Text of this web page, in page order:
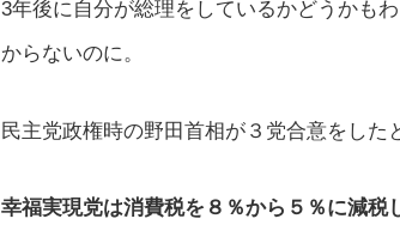
3年後に自分が総理をしているかどうかもわ
からないのに。
民主党政権時の野田首相が３党合意をした
幸福実現党は消費税を８％から５％に減税